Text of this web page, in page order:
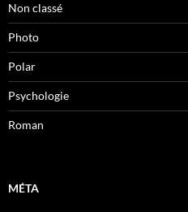
Non classé
Photo
Polar
Psychologie
Roman
MÉTA